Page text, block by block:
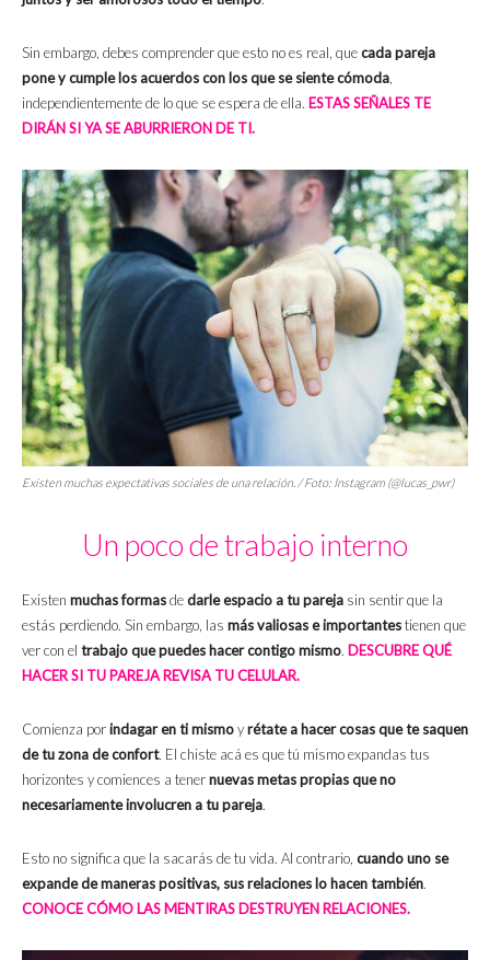
Sin embargo, debes comprender que esto no es real, quecada pareja
pone y cumple los acuerdos con los que se siente cómoda
independientemente de lo que se espera de ella. ESTAS SEÑALES TE
DIRÁN SI YA SE ABURRIERON DE TI.
Existen muchas expectativas sociales de una relación. / Foto: Instagram (@lucas_pwr)
Un poco de trabajo interno
Existen muchas formasdedarle espacio a tu pareja sin sentir que la
estás perdiendo. Sin embargo, las más valiosas e importantestienen que
ver con el trabajo que puedes hacer contigo mismo. DESCUBRE QUÉ
HACER SI TU PAREJA REVISA TU CELULAR.
Comienza porindagar en ti mismoyrétate a hacer cosas que te saquen
de tu zona de confort. El chiste acá es que tú mismo expandas tus
horizontes y comiences a tenernuevas metas propias que no
necesariamente involucren a tu pareja.
Esto no significa que la sacarás de tu vida. Al contrario, cuando uno se
expande de maneras positivas, sus relaciones lo hacen también.
CONOCE CÓMO LAS MENTIRAS DESTRUYEN RELACIONES.